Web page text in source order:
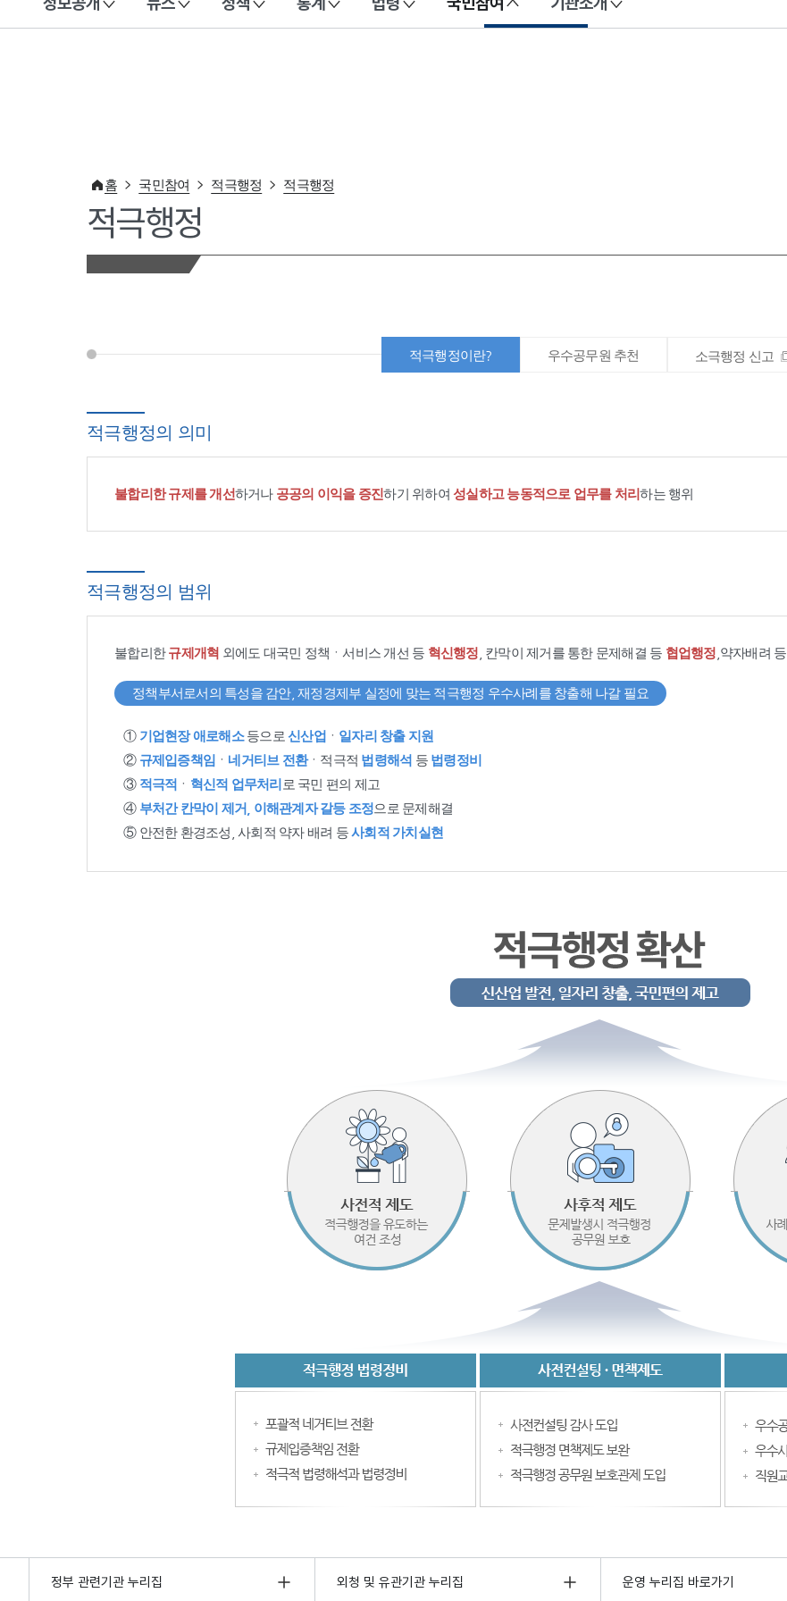
이 누리집은 대한민국 공식 전자정부 누리집입니다.
홈 국민참여 적극행정 적극행정
적극행정
적극행정이란? 우수공무원 추천 소극행정 신고
적극행정의 의미
불합리한 규제를 개선하거나 공공의 이익을 증진하기 위하여 성실하고 능동적으로 업무를 처리하는 행위
적극행정의 범위
불합리한규제개혁 외에도 대국민 정책ㆍ서비스 개선 등 혁신행정 , 칸막이 제거를 통한 문제해결 등 협업행정 ,약자배려 등
정책부서로서의 특성을 감안, 재정경제부 실정에 맞는 적극행정 우수사례를 창출해 나갈 필요
① 기업현장 애로해소등으로 신산업 ㆍ 일자리 창출 지원
② 규제입증책임 ㆍ 네거티브 전환ㆍ적극적 법령해석 등 법령정비
③ 적극적 ㆍ 혁신적 업무처리 로 국민 편의 제고
④ 부처간 칸막이 제거, 이해관계자 갈등 조정으로 문제해결
⑤ 안전한 환경조성, 사회적 약자 배려 등사회적 가치실현
정부 관련기관 누리집 외청 및 유관기관 누리집 운영 누리집 바로가기